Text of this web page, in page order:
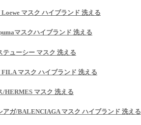
Loewe マスク ハイブランド 洗える
マスクハイブランド 洗える
テューシー マスク 洗える
FILA マスク ハイブランド 洗える
/HERMES マスク 洗える
アガ/BALENCIAGA マスク ハイブランド 洗える